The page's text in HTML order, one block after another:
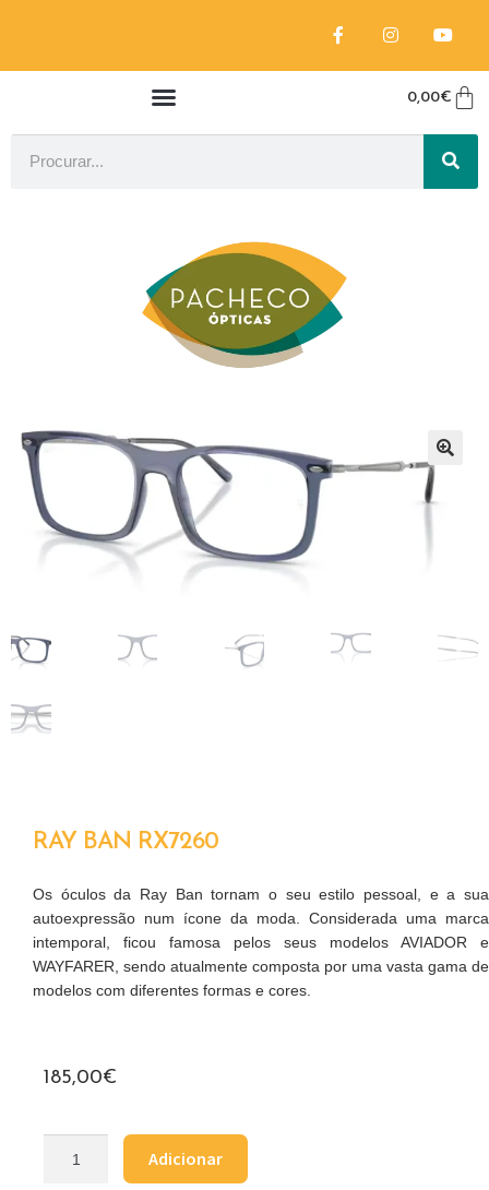
0,00€
RAY BAN RX7260
Os óculos da Ray Ban tornam o seu estilo pessoal, e a sua
autoexpressão num ícone da moda. Considerada uma marca
intemporal, ficou famosa pelos seus modelos AVIADOR e
WAYFARER, sendo atualmente composta por uma vasta gama de
modelos com diferentes formas e cores.
185,00€
Adicionar